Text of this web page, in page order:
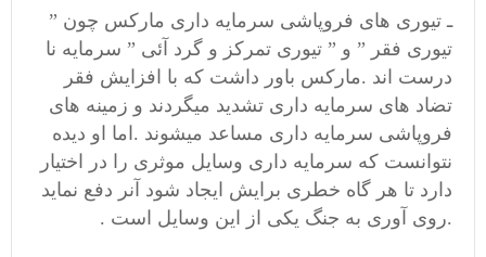
ـ تیوری های فروپاشی سرمایه داری مارکس چون ”
تیوری فقر ” و ” تیوری تمرکز و گرد آئی ” سرمایه نا
درست اند .مارکس باور داشت که با افزایش فقر
تضاد های سرمایه داری تشدید میگردند و زمینه های
فروپاشی سرمایه داری مساعد میشوند .اما او دیده
نتوانست که سرمایه داری وسایل موثری را در اختیار
دارد تا هر گاه خطری برایش ایجاد شود آنر دفع نماید
.روی آوری به جنگ یکی از این وسایل است .